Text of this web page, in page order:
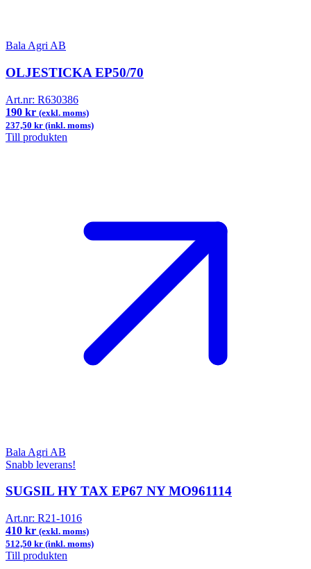
Bala Agri AB
OLJESTICKA EP50/70
Art.nr: R630386
190 kr (exkl. moms)
237,50 kr (inkl. moms)
Till produkten
Bala Agri AB
Snabb leverans!
SUGSIL HY TAX EP67 NY MO961114
Art.nr: R21-1016
410 kr (exkl. moms)
512,50 kr (inkl. moms)
Till produkten